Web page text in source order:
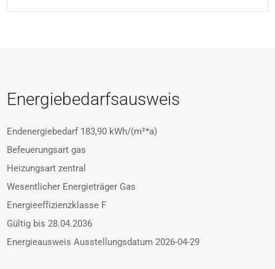
Energiebedarfsausweis
Endenergiebedarf 183,90 kWh/(m²*a)
Befeuerungsart gas
Heizungsart zentral
Wesentlicher Energieträger Gas
Energieeffizienzklasse F
Gültig bis 28.04.2036
Energieausweis Ausstellungsdatum 2026-04-29